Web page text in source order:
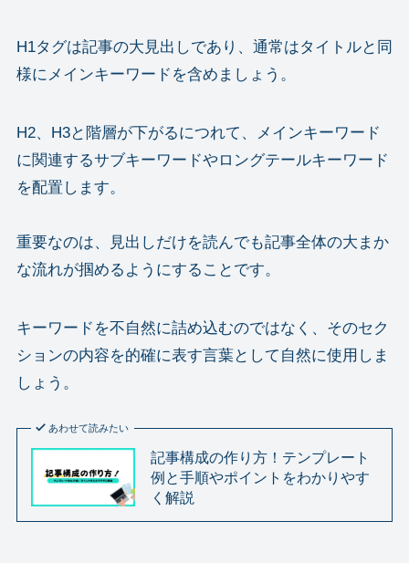
H1タグは記事の大見出しであり、通常はタイトルと同
様にメインキーワードを含めましょう。
H2、H3と階層が下がるにつれて、メインキーワード
に関連するサブキーワードやロングテールキーワード
を配置します。
重要なのは、見出しだけを読んでも記事全体の大まか
な流れが掴めるようにすることです。
キーワードを不自然に詰め込むのではなく、そのセク
ションの内容を的確に表す言葉として自然に使用しま
しょう。
あわせて読みたい
記事構成の作り方！テンプレート
例と手順やポイントをわかりやす
く解説